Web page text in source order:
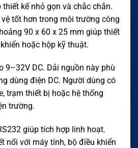
thiết kế nhỏ gọn và chắc chắn.
tốt hơn trong môi trường công
90 x 60 x 25 mm giúp thiết
hoặc hộp kỹ thuật.
9–32V DC. Dải nguồn này phù
dùng điện DC. Người dùng có
trạm thiết bị hoặc hệ thống
trường.
giúp tích hợp linh hoạt.
nối với máy tính, bộ điều khiển